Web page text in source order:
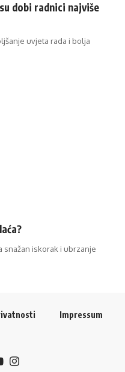
dobi radnici najviše
uvjeta rada i bolja
snažan iskorak i ubrzanje
Impressum